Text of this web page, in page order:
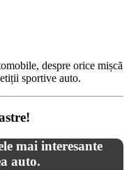
despre orice mișcă
sportive auto.
mai interesante
auto.